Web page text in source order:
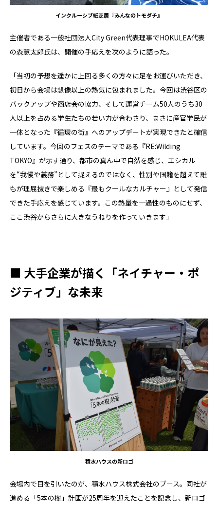
インクルーシブ紙芝居『みんなのトモダチ』
主催者である一般社団法人City Green代表理事でHOKULEA代表
の森慧太郎氏は、開催の手応えを次のように語った。
「当初の予想を遥かに上回る多くの方々に足をお運びいただき、
初日から会場は想像以上の熱気に包まれました。今回は渋谷区の
バックアップや商店会の協力、そして運営チーム50人のうち30
人以上を占める学生たちの若い力が合わさり、まさに産官学民が
一体となった『循環の街』へのアップデートが実現できたと確信
しています。今回のフェスのテーマである『RE:Wilding
TOKYO』が示す通り、都市の真ん中で自然を感じ、エシカル
を“我慢や義務”として捉えるのではなく、性別や国籍を超えて誰
もが理屈抜きで楽しめる『最もクールなカルチャー』として発信
できた手応えを感じています。この熱量を一過性のものにせず、
ここ渋谷からさらに大きなうねりを作っていきます」
■ 大手企業が描く「ネイチャー・ポ
ジティブ」な未来
積水ハウスの新ロゴ
会場内で目を引いたのが、積水ハウス株式会社のブース。同社が
進める「5本の樹」計画が25周年を迎えたことを記念し、新ロゴ